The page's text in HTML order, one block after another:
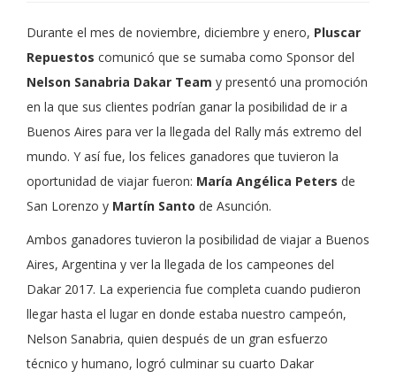
Durante el mes de noviembre, diciembre y enero, Pluscar
Repuestos comunicó que se sumaba como Sponsor del
Nelson Sanabria Dakar Team y presentó una promoción
en la que sus clientes podrían ganar la posibilidad de ir a
Buenos Aires para ver la llegada del Rally más extremo del
mundo. Y así fue, los felices ganadores que tuvieron la
oportunidad de viajar fueron: María Angélica Peters de
San Lorenzo y Martín Santo de Asunción.
Ambos ganadores tuvieron la posibilidad de viajar a Buenos
Aires, Argentina y ver la llegada de los campeones del
Dakar 2017. La experiencia fue completa cuando pudieron
llegar hasta el lugar en donde estaba nuestro campeón,
Nelson Sanabria, quien después de un gran esfuerzo
técnico y humano, logró culminar su cuarto Dakar